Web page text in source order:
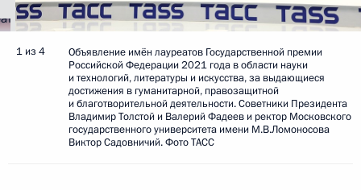
1 из 4
Объявление имён лауреатов Государственной премии
Российской Федерации 2021 года в области науки
и технологий, литературы и искусства, за выдающиеся
достижения в гуманитарной, правозащитной
и благотворительной деятельности. Советники Президента
Владимир Толстой и Валерий Фадеев и ректор Московского
государственного университета имени М.В.Ломоносова
Виктор Садовничий. Фото ТАСС